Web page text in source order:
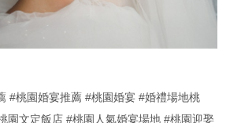
#桃園婚宴推薦 #桃園婚宴 #婚禮場地桃
園文定飯店 #桃園人氣婚宴場地 #桃園迎娶